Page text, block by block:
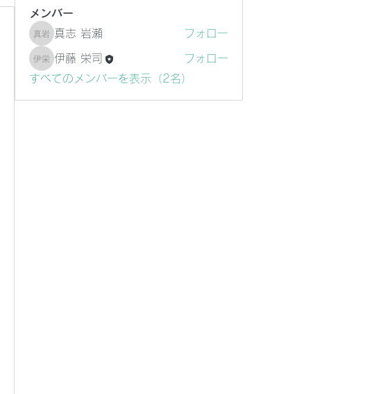
メンバー
真志 岩瀬
真志 岩瀬 フォロー
伊藤 栄司
伊藤 栄司
フォロー
すべてのメンバーを表示（2名）